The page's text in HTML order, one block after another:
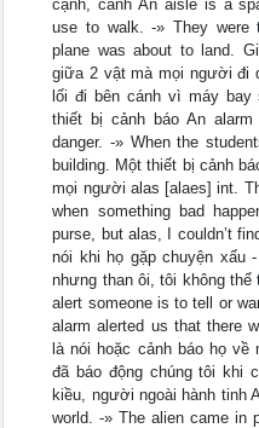
cạnh, cánh An aisle is a
use to walk. -» They were
plane was about to land.
giữa 2 vật mà mọi người đi
lối đi bên cánh vì máy
thiết bị cảnh báo An
danger. -» When the
building. Một thiết bị cảnh
mọi người alas [alaes] int.
when something bad
purse, but alas, I couldn’t
nói khi họ gặp chuyện xấu
nhưng than ôi, tôi không
alert someone is to tell or
alarm alerted us that there
là nói hoặc cảnh báo họ
đã báo động chúng tôi khi
kiều, người ngoài hành tinh
world. -» The alien came in